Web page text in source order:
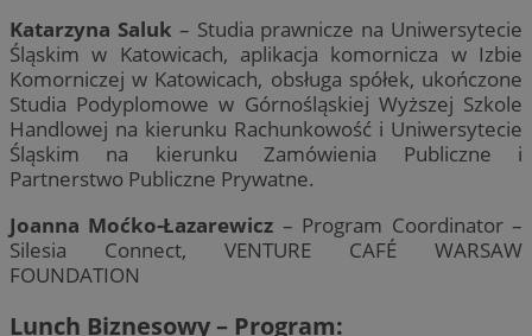
Katarzyna Saluk – Studia prawnicze na Uniwersytecie
Śląskim w Katowicach, aplikacja komornicza w Izbie
Komorniczej w Katowicach, obsługa spółek, ukończone
Studia Podyplomowe w Górnośląskiej Wyższej Szkole
Handlowej na kierunku Rachunkowość i Uniwersytecie
Śląskim na kierunku Zamówienia Publiczne i
Partnerstwo Publiczne Prywatne.
Joanna Moćko-Łazarewicz – Program Coordinator –
Silesia Connect, VENTURE CAFÉ WARSAW
FOUNDATION
Lunch Biznesowy – Program: